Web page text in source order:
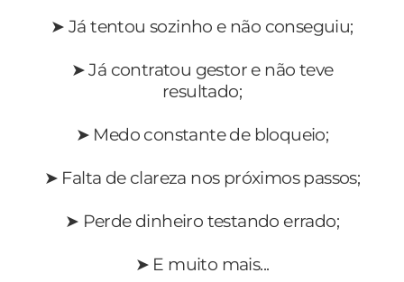
➤ Já tentou sozinho e não conseguiu;
➤ Já contratou gestor e não teve
resultado;
➤ Medo constante de bloqueio;
➤ Falta de clareza nos próximos passos;
➤ Perde dinheiro testando errado;
➤ E muito mais...